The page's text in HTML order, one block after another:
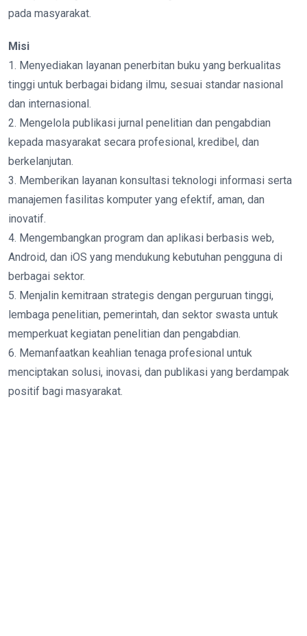
pada masyarakat.
Misi
1. Menyediakan layanan penerbitan buku yang berkualitas
tinggi untuk berbagai bidang ilmu, sesuai standar nasional
dan internasional.
2. Mengelola publikasi jurnal penelitian dan pengabdian
kepada masyarakat secara profesional, kredibel, dan
berkelanjutan.
3. Memberikan layanan konsultasi teknologi informasi serta
manajemen fasilitas komputer yang efektif, aman, dan
inovatif.
4. Mengembangkan program dan aplikasi berbasis web,
Android, dan iOS yang mendukung kebutuhan pengguna di
berbagai sektor.
5. Menjalin kemitraan strategis dengan perguruan tinggi,
lembaga penelitian, pemerintah, dan sektor swasta untuk
memperkuat kegiatan penelitian dan pengabdian.
6. Memanfaatkan keahlian tenaga profesional untuk
menciptakan solusi, inovasi, dan publikasi yang berdampak
positif bagi masyarakat.